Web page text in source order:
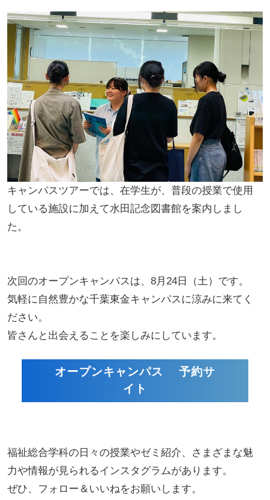
キャンパスツアーでは、在学生が、普段の授業で使用
している施設に加えて水田記念図書館を案内しまし
た。
次回のオープンキャンパスは、8月24日（土）です。
気軽に自然豊かな千葉東金キャンパスに涼みに来てく
ださい。
皆さんと出会えることを楽しみにしています。
オープンキャンパス 予約サ
イト
福祉総合学科の日々の授業やゼミ紹介、さまざまな魅
力や情報が見られるインスタグラムがあります。
ぜひ、フォロー＆いいねをお願いします。